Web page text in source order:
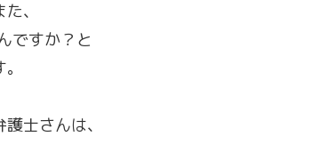
、
ですか？と
士さんは、